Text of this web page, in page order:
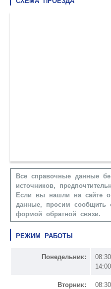
Все справочные данные
источников,
Если вы нашли на сайте
данные, просим сообщить
формой обратной связи.
РЕЖИМ РАБОТЫ
Понедельник:
14:00
Вторник: